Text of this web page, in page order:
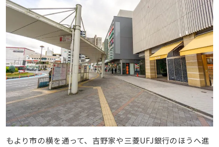
もより市の横を通って、吉野家や三菱UFJ銀行のほうへ進